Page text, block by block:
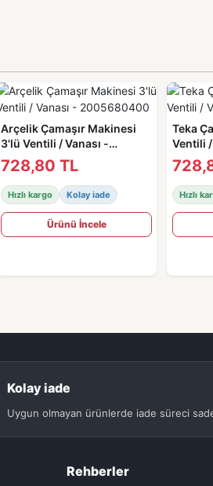
Arçelik Çamaşır Makinesi
3'lü Ventili / Vanası -
2005680400
728,80 TL
Hızlı kargo Kolay iade
Ürünü İncele
Teka
Ventili /
Hızlı
Kolay iade
Uygun olmayan ürünlerde iade süreci
Rehberler